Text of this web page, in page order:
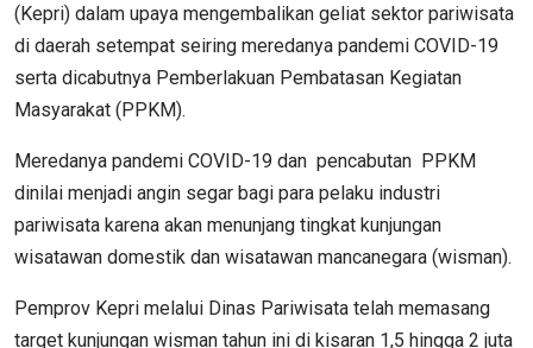
(Kepri) dalam upaya mengembalikan geliat sektor pariwisata
di daerah setempat seiring meredanya pandemi COVID-19
serta dicabutnya Pemberlakuan Pembatasan Kegiatan
Masyarakat (PPKM).
Meredanya pandemi COVID-19 dan pencabutan PPKM
dinilai menjadi angin segar bagi para pelaku industri
pariwisata karena akan menunjang tingkat kunjungan
wisatawan domestik dan wisatawan mancanegara (wisman).
Pemprov Kepri melalui Dinas Pariwisata telah memasang
target kunjungan wisman tahun ini di kisaran 1,5 hingga 2 juta